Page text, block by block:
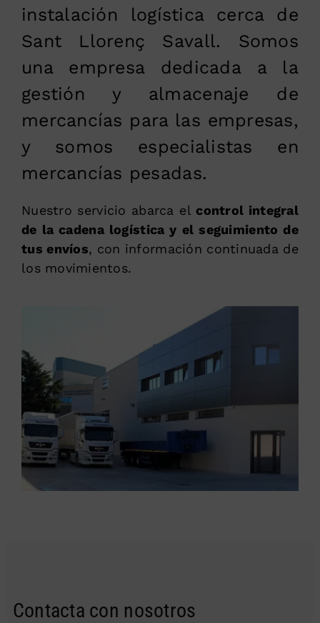
instalación logística cerca de
Sant Llorenç Savall. Somos
una empresa dedicada a la
gestión y almacenaje de
mercancías para las empresas,
y somos especialistas en
mercancías pesadas.
Nuestro servicio abarca elcontrol integral
de la cadena logística y el seguimiento de
tus envíos, con información continuada de
los movimientos.
Contacta con nosotros